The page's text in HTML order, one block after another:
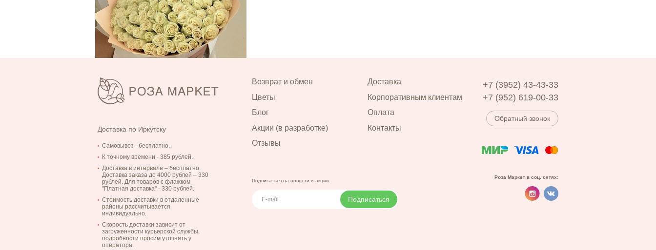
Открытка "С Днем рождения!"
Букет из 101 кенийской белой розочки 40 см в
упаковке
9 405 12 710
Доставка по Иркутску
Самовывоз - бесплатно.
К точному времени - 385 рублей.
Доставка в интервале – бесплатно.
Доставка заказа до 4000 рублей – 330
рублей. Для товаров с флажком
"Платная доставка" - 330 рублей.
Стоимость доставки в отдаленные
районы рассчитывается
индивидуально.
Скорость доставки зависит от
загруженности курьерской службы,
подробности просим уточнять у
оператора.
Возврат и обмен
Доставка
Цветы
Корпоративным клиентам
Блог
Оплата
Акции (в разработке)
Контакты
Отзывы
Подписаться на новости и акции
Подписаться
+7 (3952) 43-43-33
+7 (952) 619-00-33
Обратный звонок
Роза Маркет в соц. сетях: